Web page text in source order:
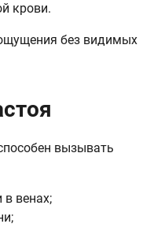
крови.
без видимых
вызывать
в венах;